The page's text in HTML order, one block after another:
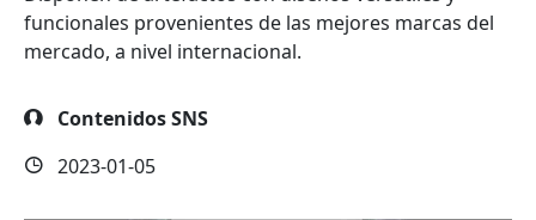
funcionales provenientes de las mejores marcas del
mercado, a nivel internacional.
Contenidos SNS
2023-01-05